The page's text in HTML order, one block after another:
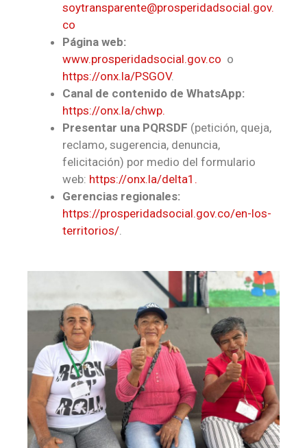
soytransparente@prosperidadsocial.gov.
co
Página web:
www.prosperidadsocial.gov.co o
https://onx.la/PSGOV.
Canal de contenido de WhatsApp:
https://onx.la/chwp.
Presentar una PQRSDF (petición, queja,
reclamo, sugerencia, denuncia,
felicitación) por medio del formulario
web: https://onx.la/delta1.
Gerencias regionales:
https://prosperidadsocial.gov.co/en-los-
territorios/.